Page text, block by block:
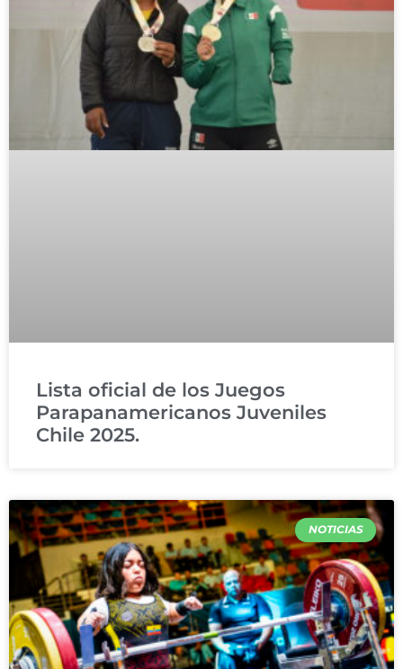
Lista oficial de los Juegos
Parapanamericanos Juveniles
Chile 2025.
NOTICIAS